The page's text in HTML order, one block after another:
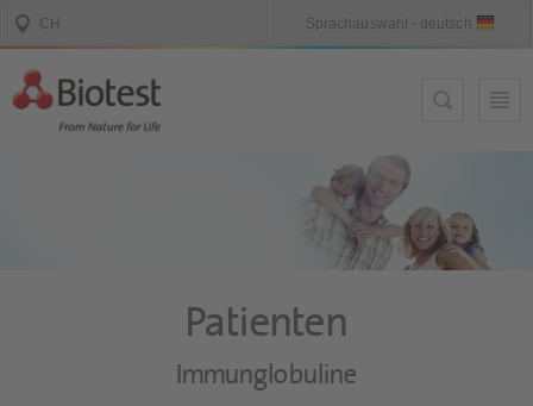
Patienten
Immunglobuline